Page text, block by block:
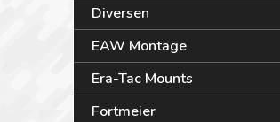
Diversen
EAW Montage
Era-Tac Mounts
Fortmeier